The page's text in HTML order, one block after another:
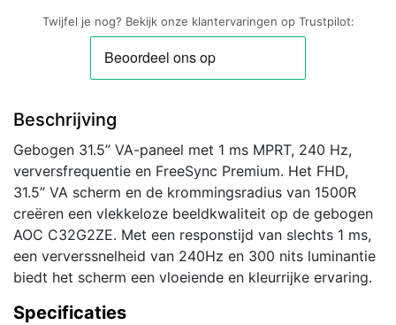
Twijfel je nog? Bekijk onze klantervaringen op Trustpilot:
Beschrijving
Gebogen 31.5” VA-paneel met 1 ms MPRT, 240 Hz,
verversfrequentie en FreeSync Premium. Het FHD,
31.5” VA scherm en de krommingsradius van 1500R
creëren een vlekkeloze beeldkwaliteit op de gebogen
AOC C32G2ZE. Met een responstijd van slechts 1 ms,
een ververssnelheid van 240Hz en 300 nits luminantie
biedt het scherm een vloeiende en kleurrijke ervaring.
Specificaties